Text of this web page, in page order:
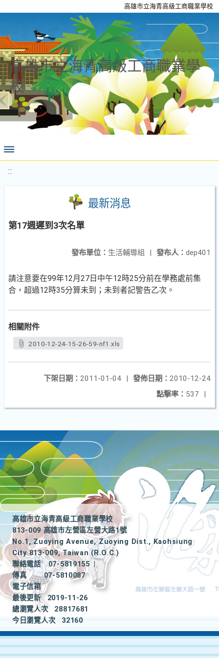
高雄市立海青高級工商職業學校
高雄市立海青高級工商職業學
校
:::
最新消息
第17週遲到3次名單
發布人： dep401
發布單位： 生活輔導組 |
請注意要在99年12月27日中午12時25分前在學務處前集
合，超過12時35分算未到；未到者記警告乙次。
相關附件
2010-12-24-15-26-59-nf1.xls
發佈日期： 2010-12-24
下架日期： 2011-01-04
|
點擊率： 537 |
高雄市立海青高級工商職業學校
813-009 高雄市左營區左營大路1號
No.1, Zuoying Avenue, Zuoying Dist., Kaohsiung
City 813-009, Taiwan (R.O.C.)
聯絡電話
07-5819155
|
傳真
07-5810087
電子信箱
最後更新
2019-11-26
總瀏覽人次
28817681
今日瀏覽人次
32160